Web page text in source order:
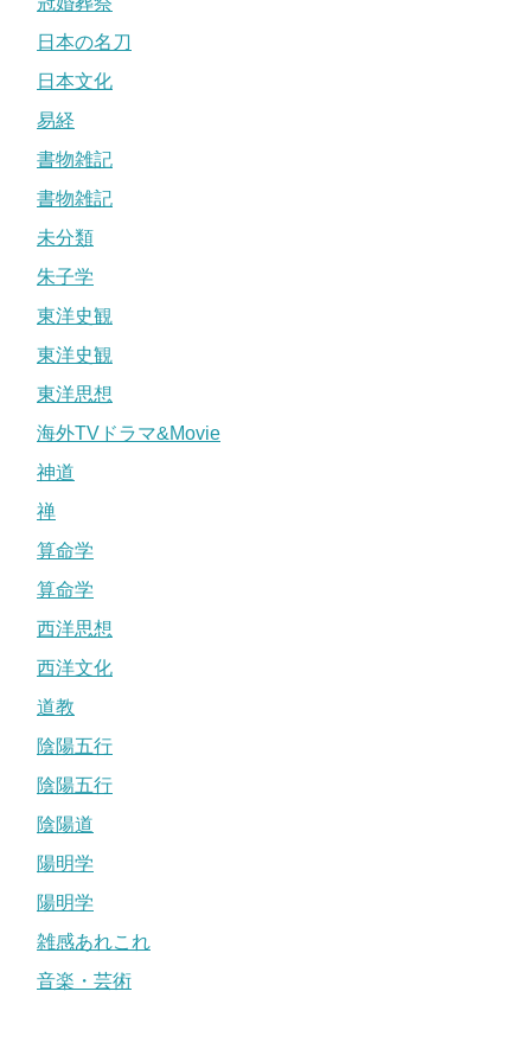
日本の名刀
日本文化
易経
書物雑記
書物雑記
未分類
朱子学
東洋史観
東洋史観
東洋思想
海外TVドラマ&Movie
神道
禅
算命学
算命学
西洋思想
西洋文化
道教
陰陽五行
陰陽五行
陰陽道
陽明学
陽明学
雑感あれこれ
音楽・芸術